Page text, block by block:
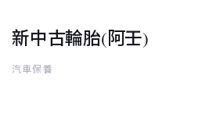
新中古輪胎(阿壬)
汽車保養